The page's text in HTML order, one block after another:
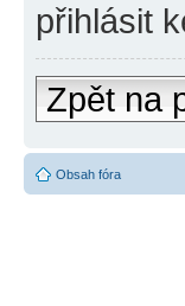
přihlásit
Zpět na
Obsah fóra